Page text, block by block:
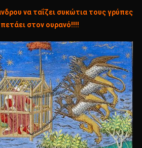
να ταΐζει συκώτια τους γρύπες
πετάει στον ουρανό!!!!